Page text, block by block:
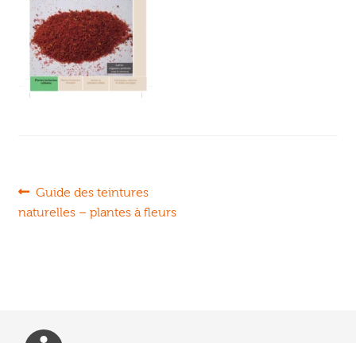
Navigation
Article
précédent :
Guide des teintures
naturelles – plantes à fleurs